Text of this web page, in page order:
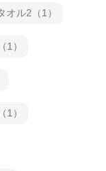
オル2（1）
1）
1）